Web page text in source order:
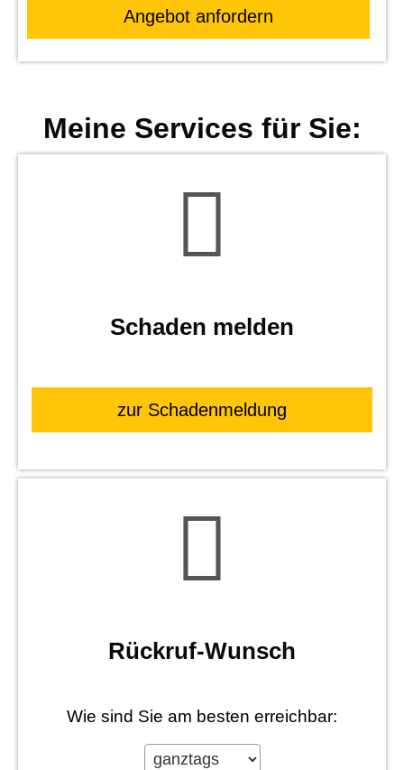
An­ge­bot an­for­dern
Meine Services für Sie:
Schaden melden
zur Schadenmeldung
Rück­ruf-Wunsch
Wie sind Sie am besten erreichbar: